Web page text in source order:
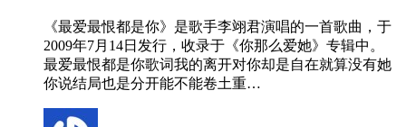
《最爱最恨都是你》是歌手李翊君演唱的一首歌曲，于
2009年7月14日发行，收录于《你那么爱她》专辑中。
最爱最恨都是你歌词我的离开对你却是自在就算没有她
你说结局也是分开能不能卷土重…